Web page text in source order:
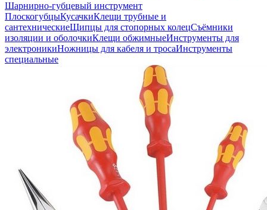
Шарнирно-губцевый инструмент
ПлоскогубцыКусачкиКлещи трубные и
сантехническиеЩипцы для стопорных колецСъёмники
изоляции и оболочкиКлещи обжимныеИнструменты для
электроникиНожницы для кабеля и тросаИнструменты
специальные